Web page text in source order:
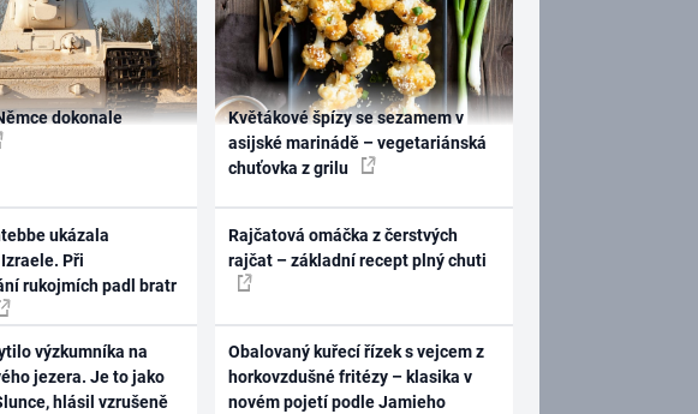
dokonale
ukázala
Při
rukojmích padl bratr
výzkumníka na
jezera. Je to jako
hlásil vzrušeně
Květákové špízy se sezamem v
asijské marinádě – vegetariánská
chuťovka z grilu
Rajčatová omáčka z čerstvých
rajčat – základní recept plný chuti
Obalovaný kuřecí řízek s vejcem z
horkovzdušné fritézy – klasika v
novém pojetí podle Jamieho